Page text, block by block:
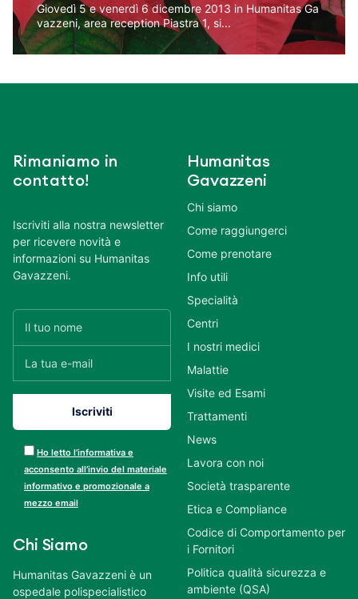
Giovedì 5 e venerdì 6 dicembre 2013 in Humanitas Ga
vazzeni, area reception Piastra 1, si...
Rimaniamo in
contatto!
Iscriviti alla nostra newsletter
per ricevere novità e
informazioni su Humanitas
Gavazzeni.
Ho letto l’informativa e
acconsento all’invio del materiale
informativo e promozionale a
mezzo email
Chi Siamo
Humanitas Gavazzeni è un
ospedale polispecialistico
Humanitas
Gavazzeni
Chi siamo
Come raggiungerci
Come prenotare
Info utili
Specialità
Centri
I nostri medici
Malattie
Visite ed Esami
Trattamenti
News
Lavora con noi
Società trasparente
Etica e Compliance
Codice di Comportamento per
i Fornitori
Politica qualità sicurezza e
ambiente (QSA)